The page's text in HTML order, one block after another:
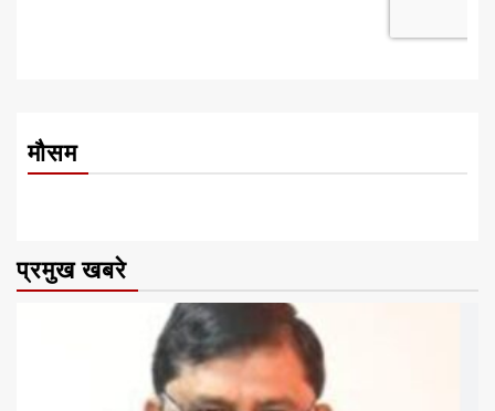
मौसम
प्रमुख खबरे